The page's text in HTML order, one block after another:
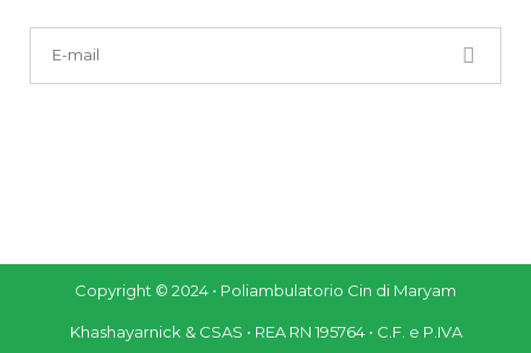
Copyright © 2024 • Poliambulatorio Cin di Maryam
Khashayarnick & CSAS • REA RN 195764 • C.F. e P.IVA